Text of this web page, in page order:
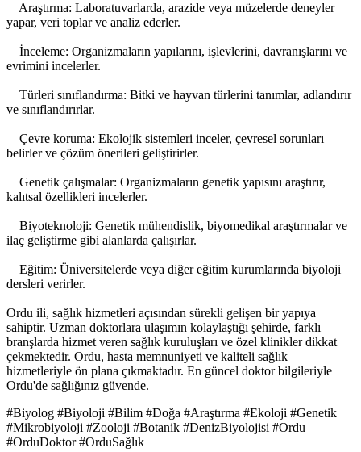
Araştırma: Laboratuvarlarda, arazide veya müzelerde deneyler
yapar, veri toplar ve analiz ederler.
İnceleme: Organizmaların yapılarını, işlevlerini, davranışlarını ve
evrimini incelerler.
Türleri sınıflandırma: Bitki ve hayvan türlerini tanımlar, adlandırır
ve sınıflandırırlar.
Çevre koruma: Ekolojik sistemleri inceler, çevresel sorunları
belirler ve çözüm önerileri geliştirirler.
Genetik çalışmalar: Organizmaların genetik yapısını araştırır,
kalıtsal özellikleri incelerler.
Biyoteknoloji: Genetik mühendislik, biyomedikal araştırmalar ve
ilaç geliştirme gibi alanlarda çalışırlar.
Eğitim: Üniversitelerde veya diğer eğitim kurumlarında biyoloji
dersleri verirler.
Ordu ili, sağlık hizmetleri açısından sürekli gelişen bir yapıya
sahiptir. Uzman doktorlara ulaşımın kolaylaştığı şehirde, farklı
branşlarda hizmet veren sağlık kuruluşları ve özel klinikler dikkat
çekmektedir. Ordu, hasta memnuniyeti ve kaliteli sağlık
hizmetleriyle ön plana çıkmaktadır. En güncel doktor bilgileriyle
Ordu'de sağlığınız güvende.
#Biyolog #Biyoloji #Bilim #Doğa #Araştırma #Ekoloji #Genetik
#Mikrobiyoloji #Zooloji #Botanik #DenizBiyolojisi #Ordu
#OrduDoktor #OrduSağlık